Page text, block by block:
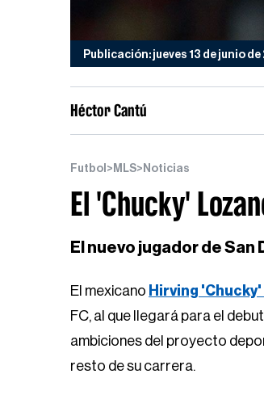
Publicación: jueves 13 de junio de
Héctor Cantú
Futbol > MLS> Noticias
El 'Chucky'
El nuevo jugador de
El mexicano Hirving 'Chucky'
FC, al que llegará para el
ambiciones del proyecto
resto de su carrera.